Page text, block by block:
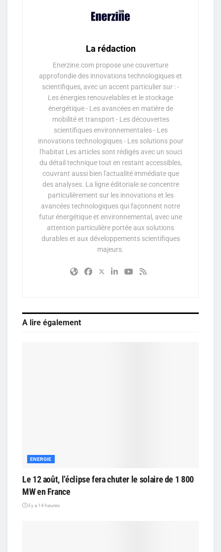
La rédaction
Enerzine.com propose une couverture
approfondie des innovations technologiques et
scientifiques, avec un accent particulier sur : -
Les énergies renouvelables et le stockage
énergétique - Les avancées en matière de
mobilité et transport - Les découvertes
scientifiques environnementales - Les
innovations technologiques - Les solutions pour
l'habitat Les articles sont rédigés avec un souci
du détail technique tout en restant accessibles,
couvrant aussi bien l'actualité immédiate que
des analyses. La ligne éditoriale se concentre
particulièrement sur les innovations et les
avancées technologiques qui façonnent notre
futur énergétique et environnemental, avec une
attention particulière portée aux solutions
durables et aux développements scientifiques
majeurs.
A lire également
ENERGIE
Le 12 août, l’éclipse fera chuter le solaire de 1 800
MW en France
il y a 14 heures